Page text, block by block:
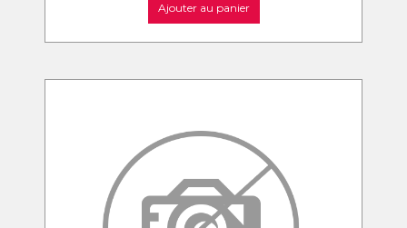
Ajouter au panier